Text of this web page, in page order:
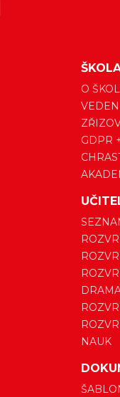
O
GDPR
NAUK